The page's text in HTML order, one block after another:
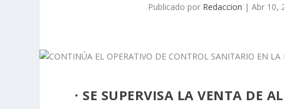
Publicado por Redaccion | Abr 10,
· SE SUPERVISA LA VENTA DE